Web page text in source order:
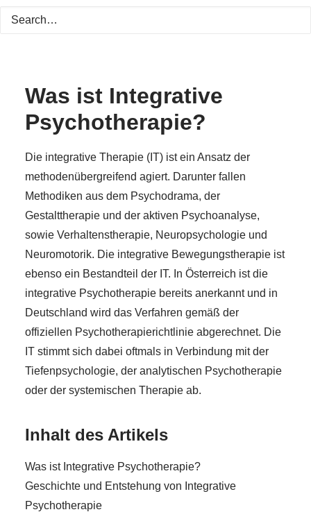
Was ist Integrative
Psychotherapie?
Die integrative Therapie (IT) ist ein Ansatz der
methodenübergreifend agiert. Darunter fallen
Methodiken aus dem Psychodrama, der
Gestalttherapie und der aktiven Psychoanalyse,
sowie Verhaltenstherapie, Neuropsychologie und
Neuromotorik. Die integrative Bewegungstherapie ist
ebenso ein Bestandteil der IT. In Österreich ist die
integrative Psychotherapie bereits anerkannt und in
Deutschland wird das Verfahren gemäß der
offiziellen Psychotherapierichtlinie abgerechnet. Die
IT stimmt sich dabei oftmals in Verbindung mit der
Tiefenpsychologie, der analytischen Psychotherapie
oder der systemischen Therapie ab.
Inhalt des Artikels
Was ist Integrative Psychotherapie?
Geschichte und Entstehung von Integrative
Psychotherapie